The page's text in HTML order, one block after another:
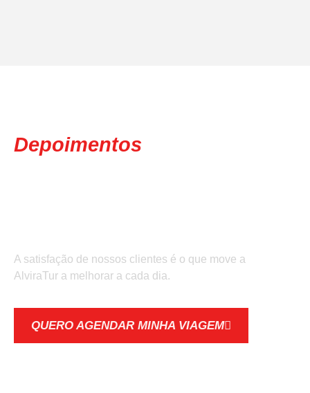
Depoimentos
A satisfação de nossos clientes é o que move a
AlviraTur a melhorar a cada dia.
QUERO AGENDAR MINHA VIAGEM